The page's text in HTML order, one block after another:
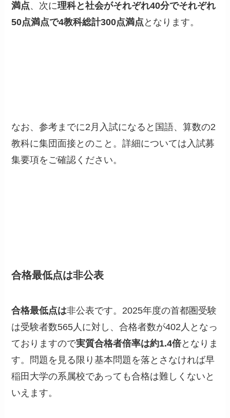
満点、次に理科と社会がそれぞれ40分でそれぞれ
50点満点で4教科総計300点満点 となります。
なお、参考までに2月入試になると国語、算数の2
教科に集団面接とのこと。詳細については入試募
集要項をご確認ください。
合格最低点は非公表
合格最低点は非公表です。2025年度の首都圏受験
は受験者数565人に対し、合格者数が402人となっ
ておりますので実質合格者倍率は約1.4倍となりま
す。問題を見る限り基本問題を落とさなければ早
稲田大学の系属校であっても合格は難しくないと
いえます。